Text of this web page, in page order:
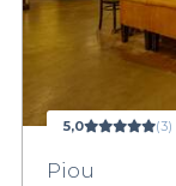
5,0 (3)
Piou